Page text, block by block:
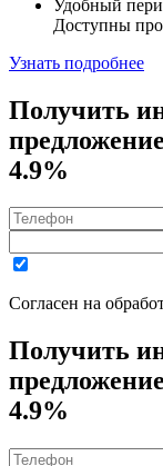
Удобный
Доступны
Узнать подробнее
Получить
4.9%
Согласен на
Получить
4.9%